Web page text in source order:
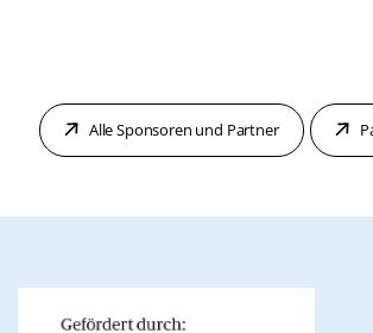
Alle Sponsoren und Partner